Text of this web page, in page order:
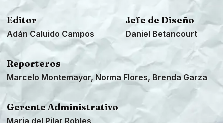
Editor
Adán Caluido Campos
Jefe de Diseño
Daniel Betancourt
Reporteros
Marcelo Montemayor, Norma Flores, Brenda Garza
Gerente Administrativo
Maria del Pilar Robles